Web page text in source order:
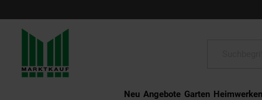
Neu Angebote Garten Heimwerken